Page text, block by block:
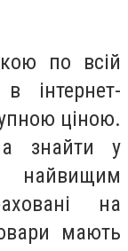
по всій
інтернет-
ціною.
знайти у
найвищим
на
мають